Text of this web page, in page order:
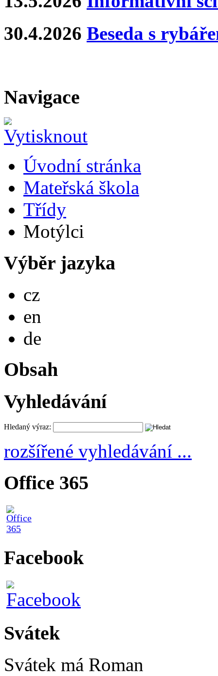
30.4.2026 Beseda s
Navigace
Úvodní stránka
Mateřská škola
Třídy
Motýlci
Výběr jazyka
cz
en
de
Obsah
Vyhledávání
Hledaný výraz:
rozšířené vyhledávání ...
Office 365
Facebook
Svátek
Svátek má Roman